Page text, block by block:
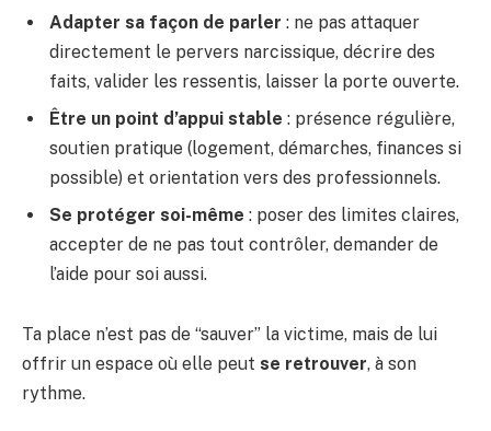
Adapter sa façon de parler : ne pas attaquer
directement le pervers narcissique, décrire des
faits, valider les ressentis, laisser la porte ouverte.
Être un point d’appui stable : présence régulière,
soutien pratique (logement, démarches, finances si
possible) et orientation vers des professionnels.
Se protéger soi-même : poser des limites claires,
accepter de ne pas tout contrôler, demander de
l’aide pour soi aussi.
Ta place n’est pas de “sauver” la victime, mais de lui
offrir un espace où elle peut se retrouver, à son
rythme.